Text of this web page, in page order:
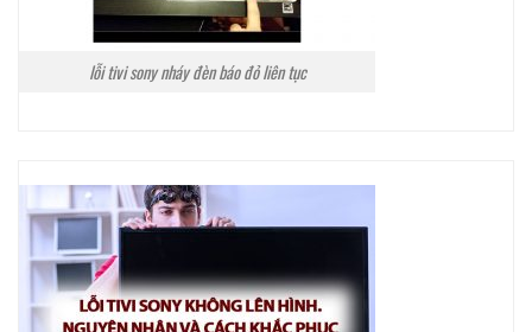
lỗi tivi sony nháy đèn báo đỏ liên tục